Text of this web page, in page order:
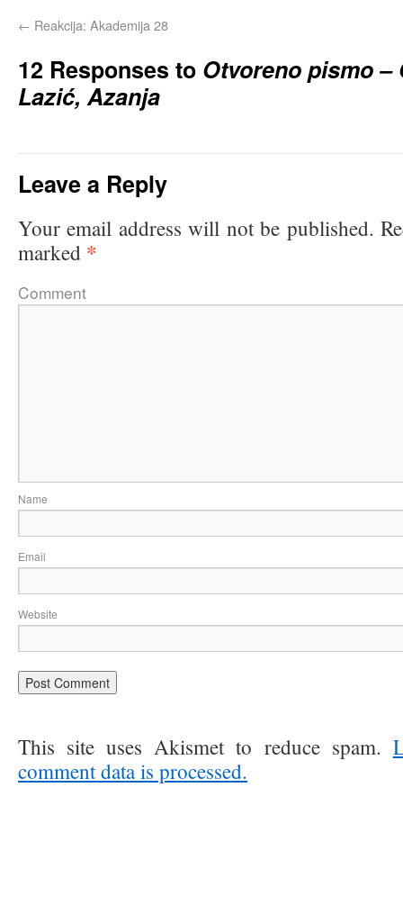
← Reakcija: Akademija 28
12 Responses to Otvoreno pismo –
Lazić, Azanja
Leave a Reply
Your email address will not be published.
marked *
Website
This site uses Akismet to reduce spam.
comment data is processed.